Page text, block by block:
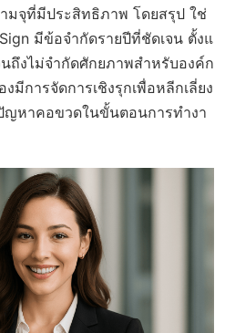
มจุที่มีประสิทธิภาพ โดยสรุป ใช่
มีข้อจำกัดรายปีที่ชัดเจน ตั้งแ
ถึงไม่จำกัดศักยภาพสำหรับองค์ก
มีการจัดการเชิงรุกเพื่อหลีกเลี่ยง
ญหาคอขวดในขั้นตอนการทำงา